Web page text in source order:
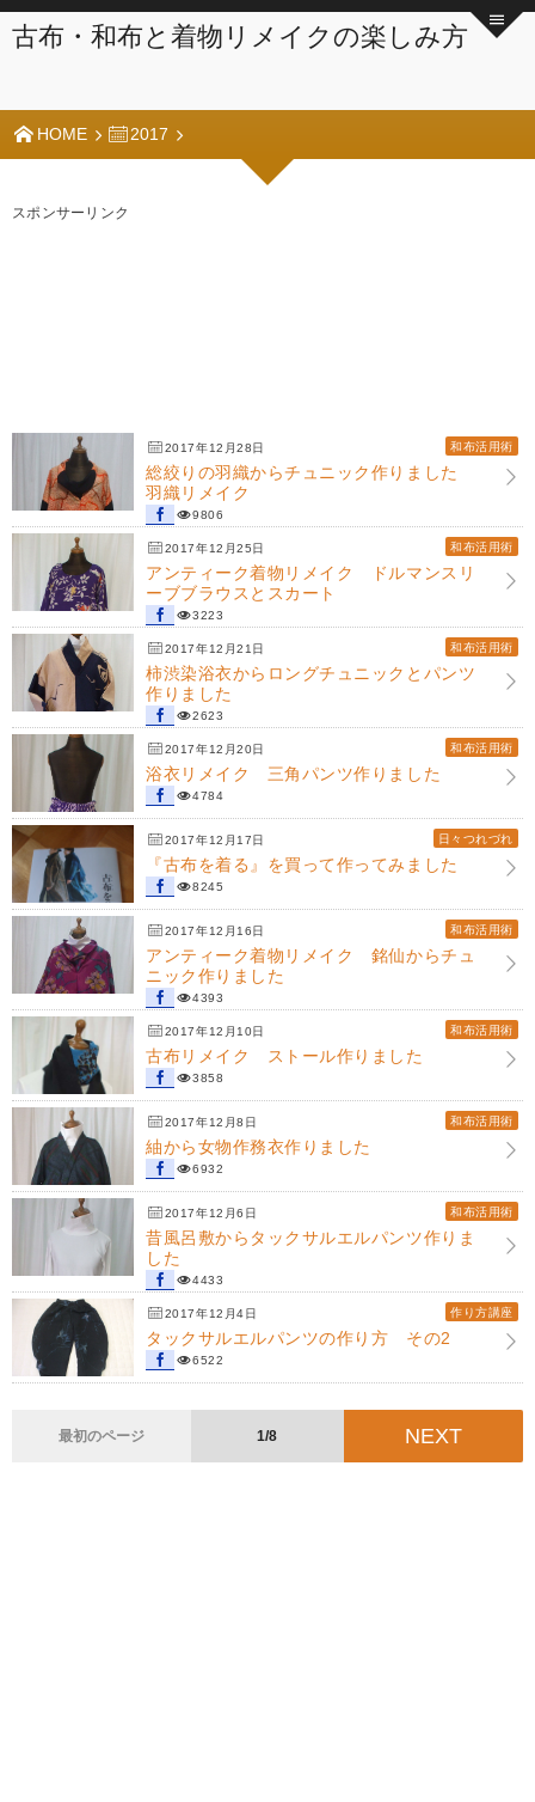
古布・和布と着物リメイクの楽しみ方
HOME 2017
スポンサーリンク
2017年12月28日 和布活用術
総絞りの羽織からチュニック作りました
羽織リメイク
9806
2017年12月25日 和布活用術
アンティーク着物リメイク ドルマンスリ
ーブブラウスとスカート
3223
2017年12月21日 和布活用術
柿渋染浴衣からロングチュニックとパンツ
作りました
2623
2017年12月20日 和布活用術
浴衣リメイク 三角パンツ作りました
4784
2017年12月17日 日々つれづれ
『古布を着る』を買って作ってみました
8245
2017年12月16日 和布活用術
アンティーク着物リメイク 銘仙からチュ
ニック作りました
4393
2017年12月10日 和布活用術
古布リメイク ストール作りました
3858
2017年12月8日 和布活用術
紬から女物作務衣作りました
6932
2017年12月6日 和布活用術
昔風呂敷からタックサルエルパンツ作りま
した
4433
2017年12月4日 作り方講座
タックサルエルパンツの作り方 その2
6522
最初のページ 1/8 NEXT